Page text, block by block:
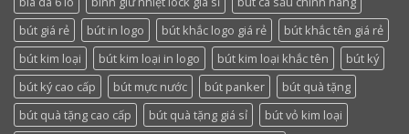
bút giá rẻ
bút in logo bút khắc logo giá rẻ
bút khắc tên giá rẻ
bút kim loại
bút kim loại in logo bút kim loại khắc tên
bút ký
bút ký cao cấp
bút mực nước bút panker
bút quà tặng
bút quà tặng cao cấp
bút quà tặng giá sỉ
bút vỏ kim loại